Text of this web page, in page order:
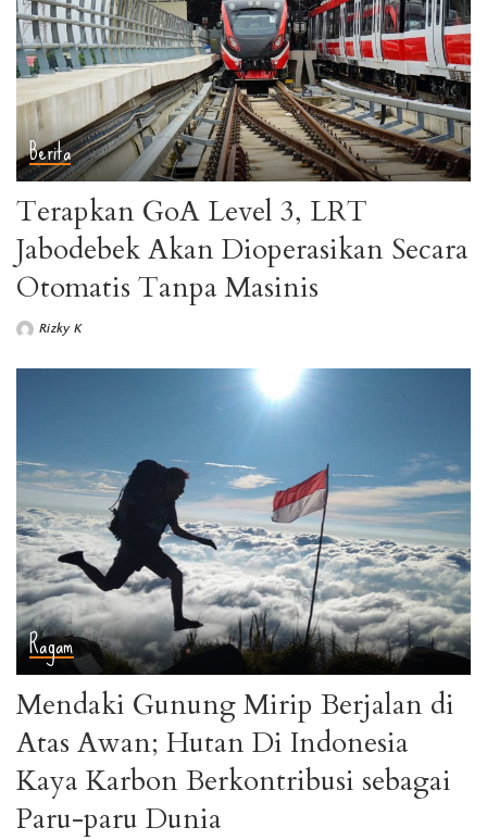
Berita
Terapkan GoA Level 3, LRT
Jabodebek Akan Dioperasikan Secara
Otomatis Tanpa Masinis
Rizky K
Ragam
Mendaki Gunung Mirip Berjalan di
Atas Awan; Hutan Di Indonesia
Kaya Karbon Berkontribusi sebagai
Paru-paru Dunia